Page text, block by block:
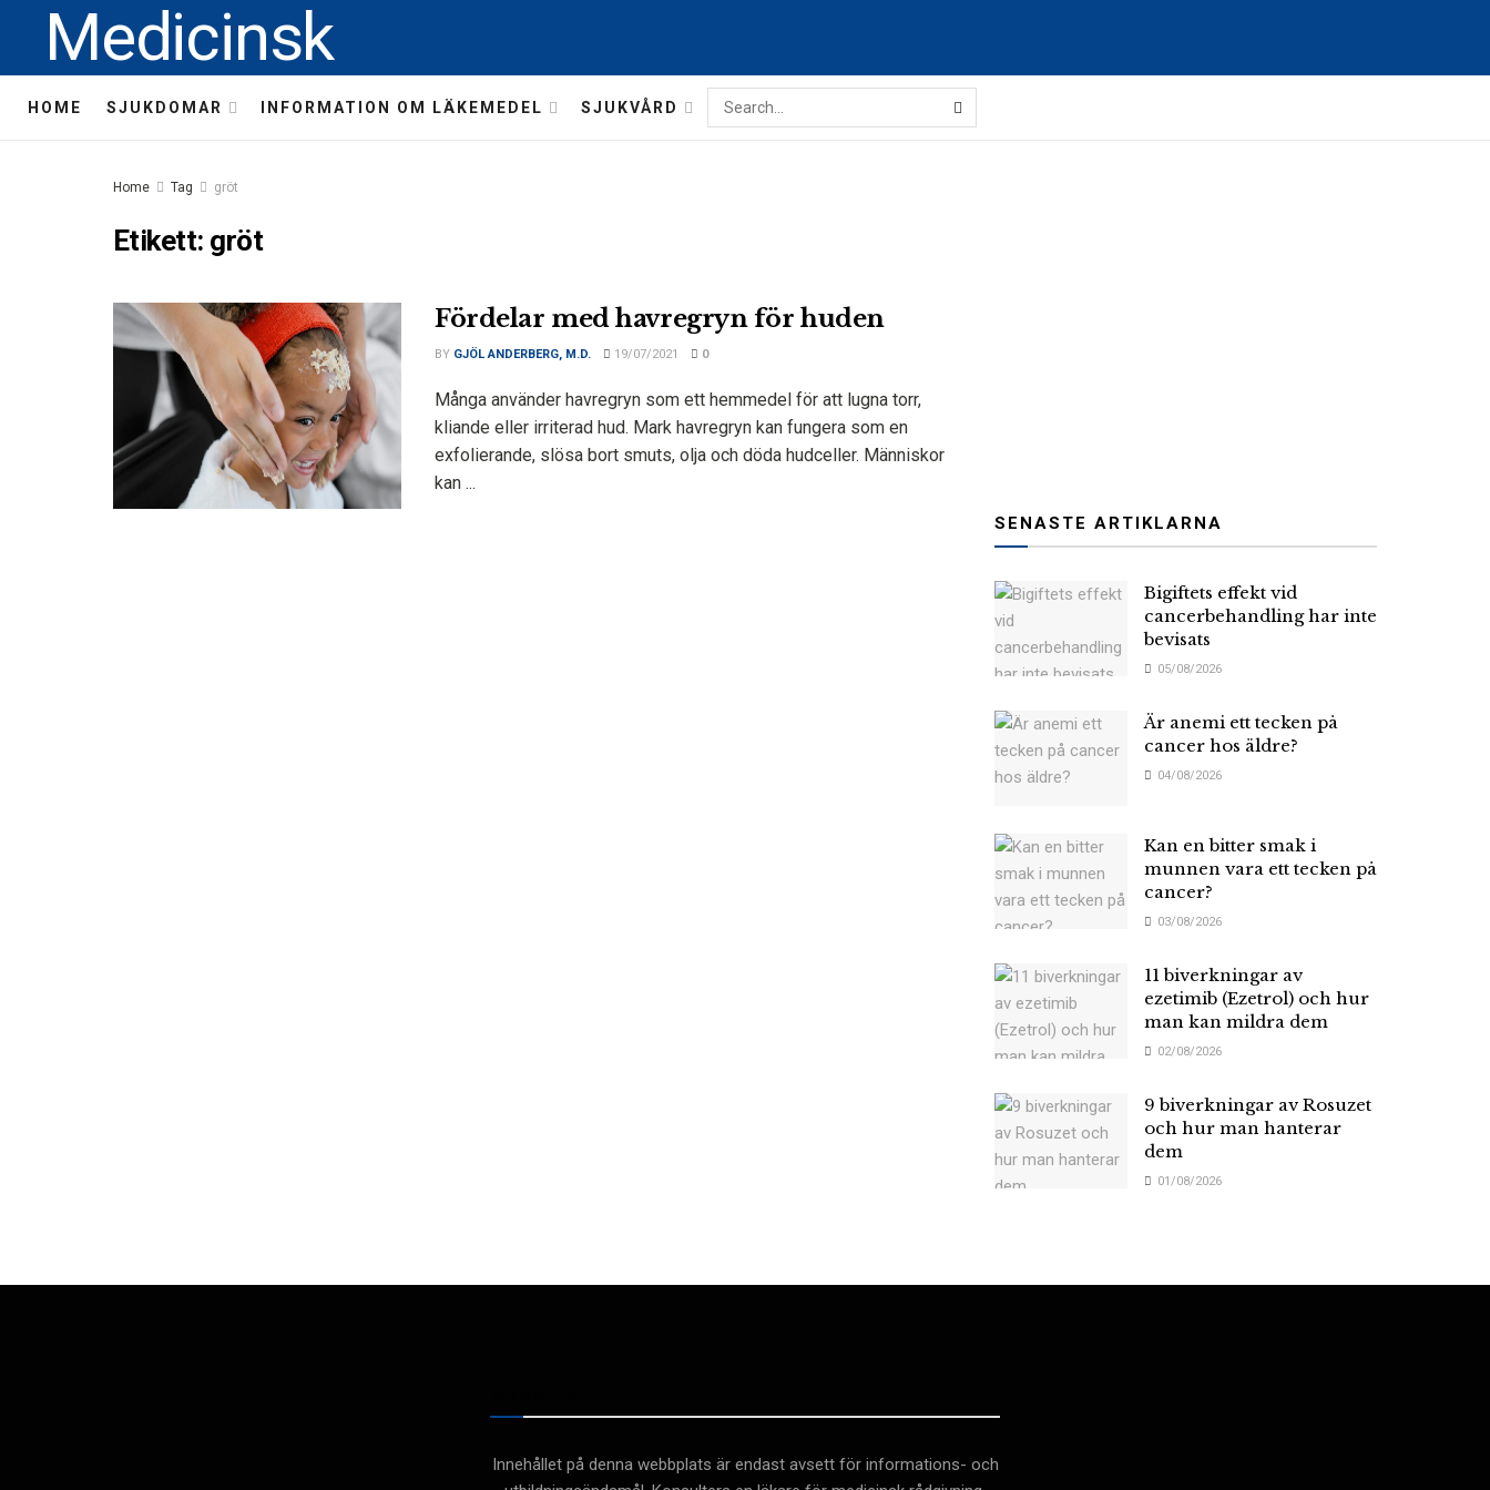
Medicinsk
HOME SJUKDOMAR INFORMATION OM LÄKEMEDEL SJUKVÅRD
Home Tag gröt
Etikett: gröt
Fördelar med havregryn för huden
BY GJÖL ANDERBERG, M.D. 19/07/2021 0
Många använder havregryn som ett hemmedel för att lugna torr,
kliande eller irriterad hud. Mark havregryn kan fungera som en
exfolierande, slösa bort smuts, olja och döda hudceller. Människor
kan ...
SENASTE ARTIKLARNA
Bigiftets effekt vid
cancerbehandling har inte
bevisats
05/08/2026
Är anemi ett tecken på
cancer hos äldre?
04/08/2026
Kan en bitter smak i
munnen vara ett tecken på
cancer?
03/08/2026
11 biverkningar av
ezetimib (Ezetrol) och hur
man kan mildra dem
02/08/2026
9 biverkningar av Rosuzet
och hur man hanterar
dem
01/08/2026
Innehållet på denna webbplats är endast avsett för informations- och